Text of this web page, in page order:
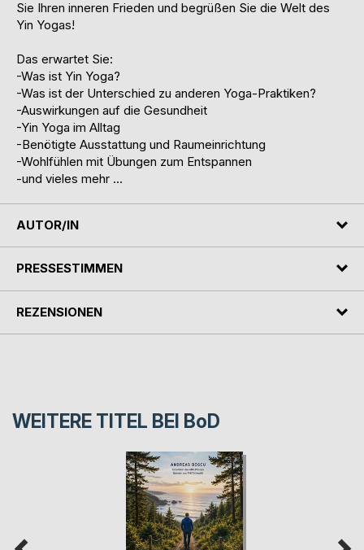
Sie Ihren inneren Frieden und begrüßen Sie die Welt des
Yin Yogas!
Das erwartet Sie:
-Was ist Yin Yoga?
-Was ist der Unterschied zu anderen Yoga-Praktiken?
-Auswirkungen auf die Gesundheit
-Yin Yoga im Alltag
-Benötigte Ausstattung und Raumeinrichtung
-Wohlfühlen mit Übungen zum Entspannen
-und vieles mehr ...
AUTOR/IN
PRESSESTIMMEN
REZENSIONEN
WEITERE TITEL BEI BoD